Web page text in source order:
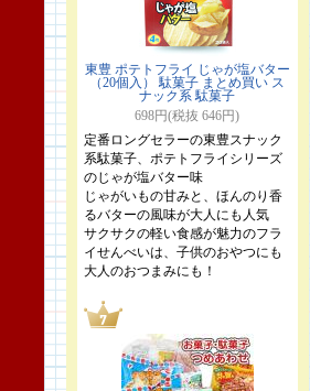
東豊 ポテトフライ じゃが塩バター
（20個入） 駄菓子 まとめ買い ス
ナック系 駄菓子
698円(税抜 646円)
定番ロングセラーの東豊スナック
系駄菓子、ポテトフライシリーズ
のじゃが塩バター味
じゃがいもの甘みと、ほんのり香
るバターの風味が大人にも人気
サクサクの軽い食感が魅力のフラ
イせんべいは、子供のおやつにも
大人のおつまみにも！